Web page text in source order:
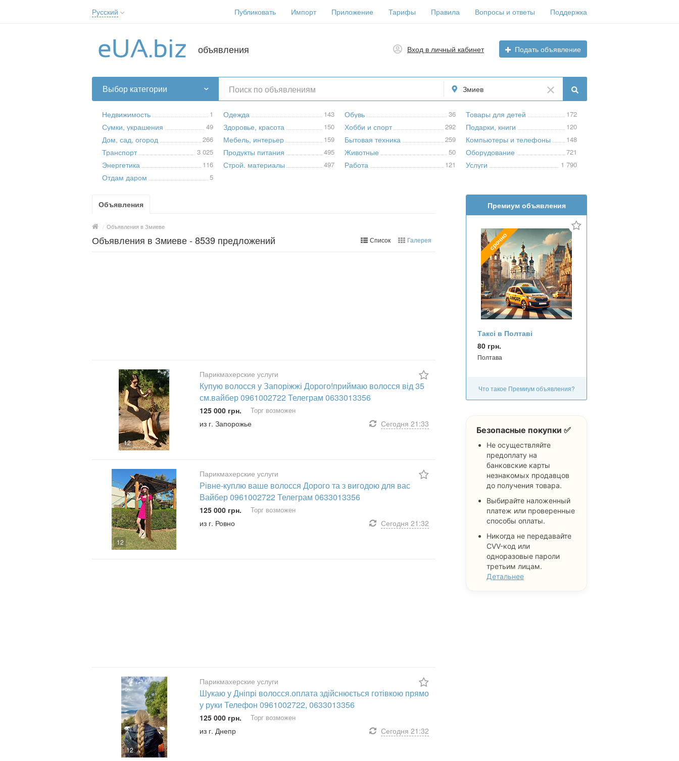
Русский
Українська
Публиковать Импорт Приложение Тарифы Правила Вопросы и ответы Поддержка
объявления Вход в личный кабинет Подать объявление
Выбор категории Змиев
Недвижимость 1
Сумки, украшения 49
Дом, сад, огород 266
Транспорт 3 025
Энергетика 116
Отдам даром 5
Одежда 143
Здоровье, красота 150
Мебель, интерьер 159
Продукты питания 495
Строй. материалы 497
Обувь 36
Хобби и спорт 292
Бытовая техника 259
Животные 50
Работа 121
Товары для детей 172
Подарки, книги 120
Компьютеры и телефоны 148
Оборудование 721
Услуги 1 790
Объявления
/ Объявления в Змиеве
Объявления в Змиеве - 8539 предложений Список Галерея
12
Парикмахерские услуги
Купую волосся у Запоріжжі Дорого!приймаю волосся від 35
см.вайбер 0961002722 Телеграм 0633013356
125 000 грн. Торг возможен
из г. Запорожье Сегодня 21:33
12
Парикмахерские услуги
Рівне-куплю ваше волосся Дорого та з вигодою для вас
Вайбер 0961002722 Телеграм 0633013356
125 000 грн. Торг возможен
из г. Ровно Сегодня 21:32
12
Парикмахерские услуги
Шукаю у Дніпрі волосся.оплата здійснюється готівкою прямо
у руки Телефон 0961002722, 0633013356
125 000 грн. Торг возможен
из г. Днепр Сегодня 21:32
Премиум объявления
срочно
2
Таксі в Полтаві
80 грн.
Полтава
Что такое Премиум объявления?
Безопасные покупки ✅
Не осуществляйте
предоплату на
банковские карты
незнакомых продавцов
до получения товара.
Выбирайте наложенный
платеж или проверенные
способы оплаты.
Никогда не передавайте
CVV-код или
одноразовые пароли
третьим лицам.
Детальнее